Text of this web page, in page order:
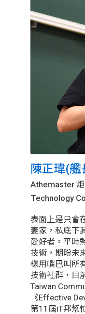
陳正瑋(艦
Athemaster
Technology
表面上是只會
妻家，私底下
愛好者。平時
技術，期盼未
樣用嘴巴叫所
技術社群，目
Taiwan
《Effective
第11屆iT邦幫